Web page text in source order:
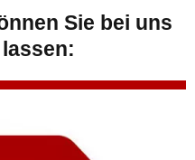
Sie bei uns